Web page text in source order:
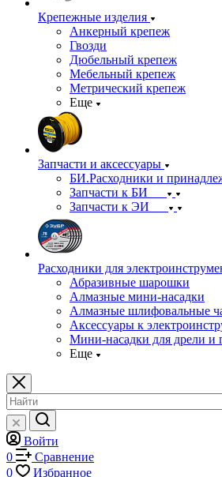
Крепежные изделия
Анкерный крепеж
Гвозди
Дюбельный крепеж
Мебельный крепеж
Метрический крепеж
Еще
Запчасти и аксессуары
БИ.Расходники и
Запчасти к БИ
Запчасти к ЭИ
Расходники для
Абразивные шарошки
Алмазные мини-насадки
Алмазные шлифовальные
Аксессуары к
Мини-насадки для дрели и
Еще
Войти
0
Сравнение
0
Избранное